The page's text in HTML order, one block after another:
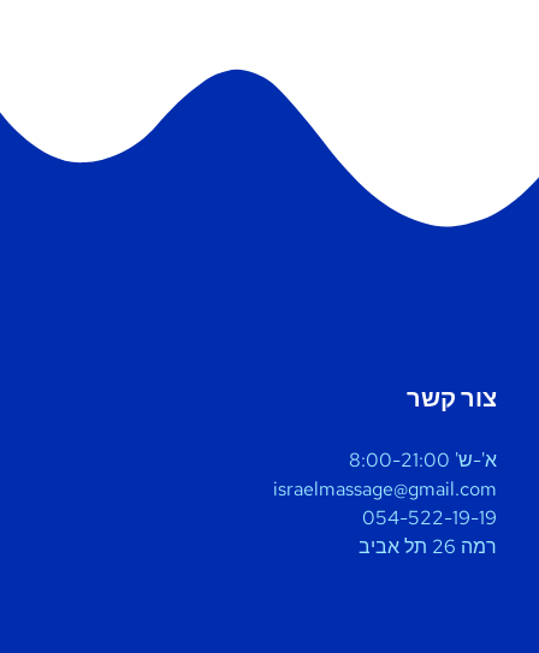
צור קשר
א'-ש' 8:00-21:00
israelmassage@gmail.com
054-522-19-19
רמה 26 תל אביב